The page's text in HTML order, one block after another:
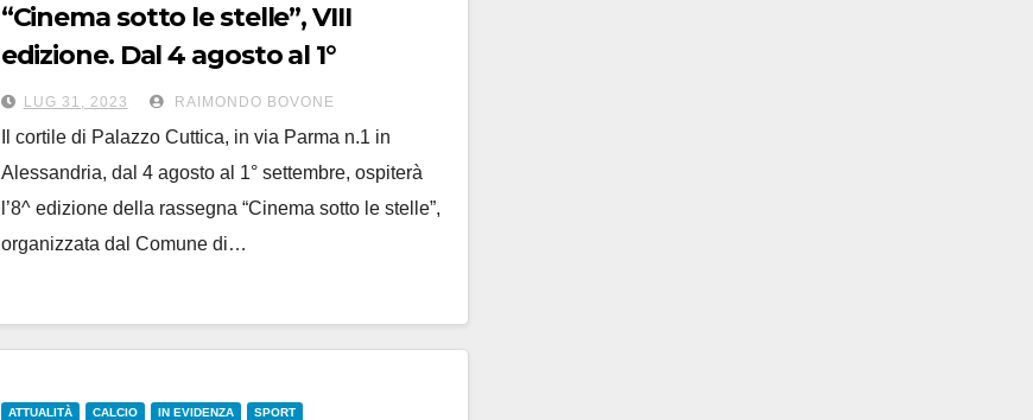
“Cinema sotto le stelle”, VIII
edizione. Dal 4 agosto al 1°
settembre nel cortile di Palazzo
Cuttica
LUG 31, 2023 RAIMONDO BOVONE
Il cortile di Palazzo Cuttica, in via Parma n.1 in
Alessandria, dal 4 agosto al 1° settembre, ospiterà
l’8^ edizione della rassegna “Cinema sotto le stelle”,
organizzata dal Comune di…
ATTUALITÀ CALCIO IN EVIDENZA SPORT